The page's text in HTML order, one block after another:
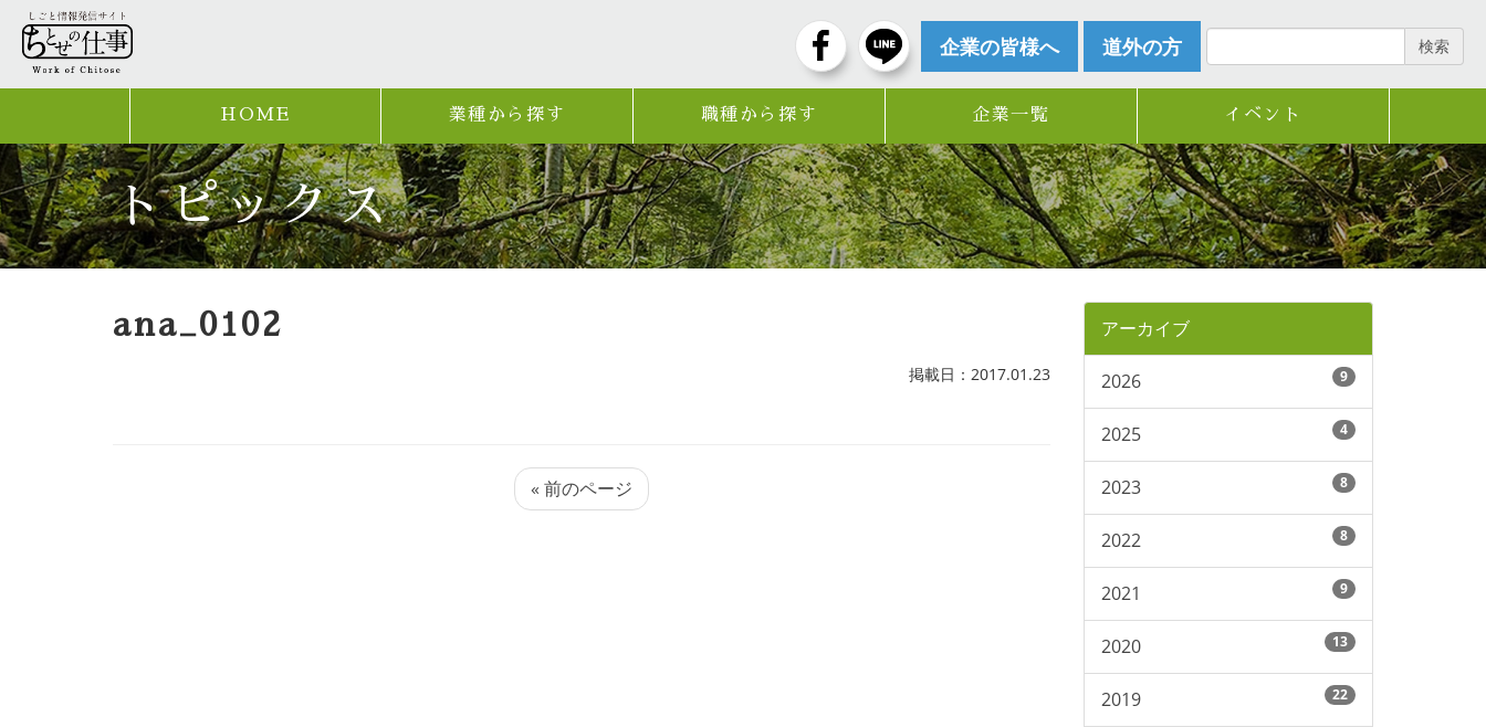
企業の皆様へ 道外の方 検索
HOME 業種から探す 職種から探す 企業一覧 イベント
トピックス
ana_0102
掲載日：2017.01.23
« 前のページ
アーカイブ
2026 9
2025 4
2023 8
2022 8
2021 9
2020 13
2019 22